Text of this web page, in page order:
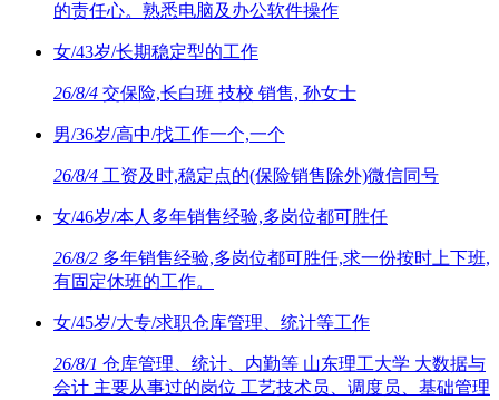
的责任心。熟悉电脑及办公软件操作
女/43岁/长期稳定型的工作
26/8/4 交保险,长白班 技校 销售, 孙女士
男/36岁/高中/找工作一个,一个
26/8/4 工资及时,稳定点的(保险销售除外)微信同号
女/46岁/本人多年销售经验,多岗位都可胜任
26/8/2 多年销售经验,多岗位都可胜任,求一份按时上下班,
有固定休班的工作。
女/45岁/大专/求职仓库管理、统计等工作
26/8/1 仓库管理、统计、内勤等 山东理工大学 大数据与
会计 主要从事过的岗位 工艺技术员、调度员、基础管理